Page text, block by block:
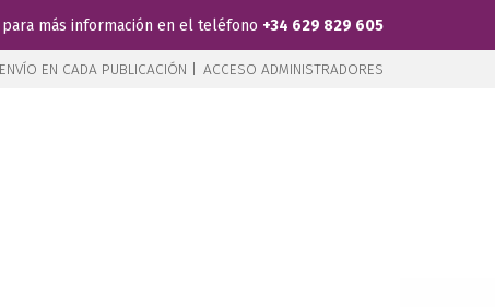
para más información en el teléfono +34 629 829 605
EN CADA PUBLICACIÓN | ACCESO ADMINISTRADORES